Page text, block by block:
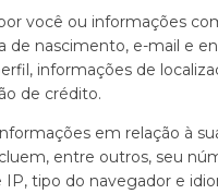
você ou informações
de nascimento, e-mail e
informações de
de crédito.
em relação à
entre outros, seu
tipo do navegador e